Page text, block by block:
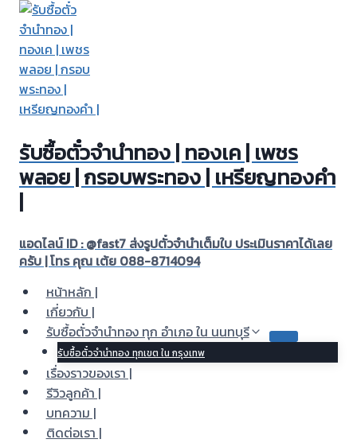
Skip
content
รับซื้อตั๋วจำนำทอง | ทองเค | เพชร
พลอย | กรอบพระทอง | เหรียญทองคำ
|
แอดไลน์ ID : @fast7 ส่งรูปตั๋วจำนำเต็มใบ ประเมินราคาได้เลย
ครับ | โทร คุณ เต้ย 088-8714094
หน้าหลัก |
เกี่ยวกับ |
รับซื้อตั๋วจำนำทอง ทุก อำเภอ ใน นนทบุรี
รับซื้อตั๋วจำนำทอง ทุกเขต ใน กรุงเทพ
เรื่องราวของเรา |
รีวิวลูกค้า |
บทความ |
ติดต่อเรา |